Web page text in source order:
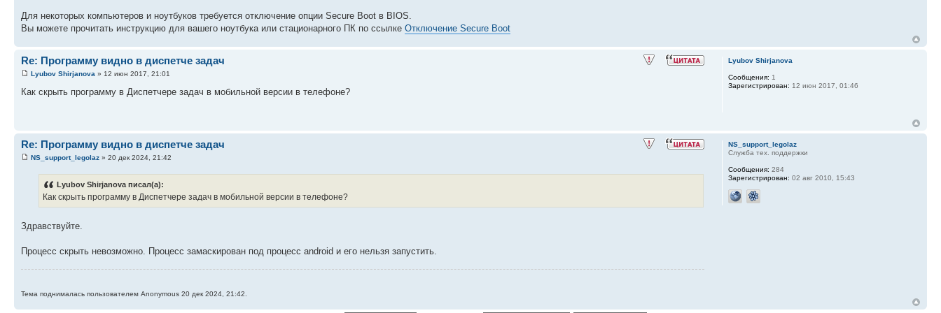
Для некоторых компьютеров и ноутбуков требуется отключение опции Secure Boot в BIOS.
Вы можете прочитать инструкцию для вашего ноутбука или стационарного ПК по ссылке Отключение Secure Boot
Re: Программу видно в диспетче задач
Lyubov Shirjanova » 12 июн 2017, 21:01
Как скрыть программу в Диспетчере задач в мобильной версии в телефоне?
Lyubov Shirjanova
Сообщения: 1
Зарегистрирован: 12 июн 2017, 01:46
Re: Программу видно в диспетче задач
NS_support_legolaz » 20 дек 2024, 21:42
Lyubov Shirjanova писал(а):
Как скрыть программу в Диспетчере задач в мобильной версии в телефоне?
Здравствуйте.
Процесс скрыть невозможно. Процесс замаскирован под процесс android и его нельзя запустить.
Тема поднималась пользователем Anonymous 20 дек 2024, 21:42.
NS_support_legolaz
Служба тех. поддержки
Сообщения: 284
Зарегистрирован: 02 авг 2010, 15:43